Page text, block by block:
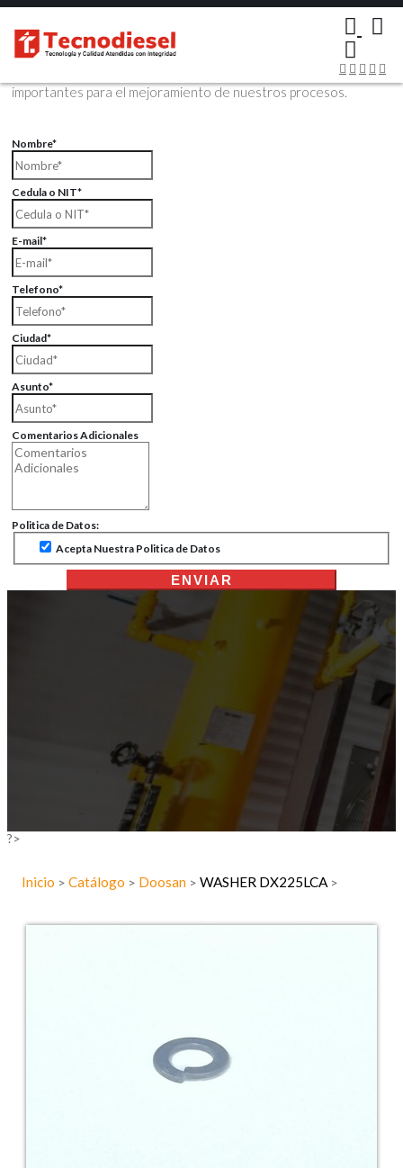
Contáctenos Vía Email
Envíenos sus datos con sus comentarios, sus opiniones son muy
importantes para el mejoramiento de nuestros procesos.
Nombre*
Cedula o NIT*
E-mail*
Telefono*
Ciudad*
Asunto*
Comentarios Adicionales
Politica de Datos:
Acepta Nuestra Politica de Datos
ENVIAR
?>
Inicio > Catálogo > Doosan > WASHER DX225LCA >